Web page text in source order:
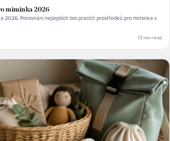
miminka 2026
2026: Porovnání nejlepších bio pracích prostředků pro miminka s
13 min read